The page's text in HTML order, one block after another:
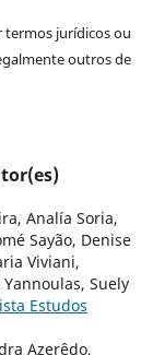
termos jurídicos ou
outros de
Analía Soria,
Sayão, Denise
Viviani,
Suely
Estudos
Azerêdo,